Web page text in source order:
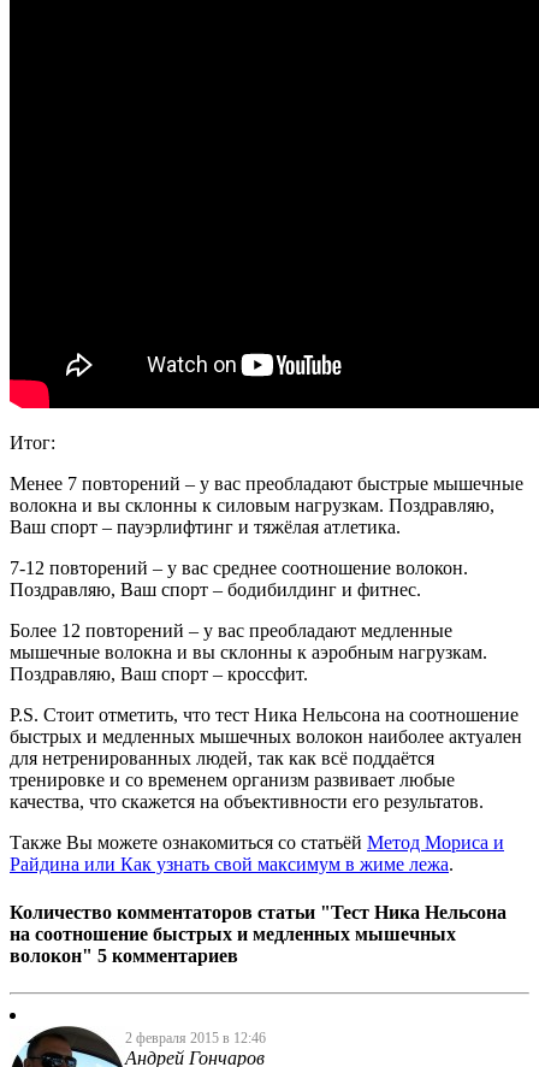
Итог:
Менее 7 повторений – у вас преобладают быстрые мышечные
волокна и вы склонны к силовым нагрузкам. Поздравляю,
Ваш спорт – пауэрлифтинг и тяжёлая атлетика.
7-12 повторений – у вас среднее соотношение волокон.
Поздравляю, Ваш спорт – бодибилдинг и фитнес.
Более 12 повторений – у вас преобладают медленные
мышечные волокна и вы склонны к аэробным нагрузкам.
Поздравляю, Ваш спорт – кроссфит.
P.S. Стоит отметить, что тест Ника Нельсона на соотношение
быстрых и медленных мышечных волокон наиболее актуален
для нетренированных людей, так как всё поддаётся
тренировке и со временем организм развивает любые
качества, что скажется на объективности его результатов.
Также Вы можете ознакомиться со статьёй Метод Мориса и
Райдина или Как узнать свой максимум в жиме лежа.
Количество комментаторов статьи "Тест Ника Нельсона
на соотношение быстрых и медленных мышечных
волокон" 5 комментариев
2 февраля 2015 в 12:46
Андрей Гончаров